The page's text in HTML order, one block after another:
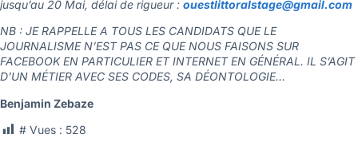
jusqu’au 20 Mai, délai de rigueur : ouestlittoralstage@gmail.com
NB : JE RAPPELLE A TOUS LES CANDIDATS QUE LE
JOURNALISME N’EST PAS CE QUE NOUS FAISONS SUR
FACEBOOK EN PARTICULIER ET INTERNET EN GÉNÉRAL. IL S’AGIT
D’UN MÉTIER AVEC SES CODES, SA DÉONTOLOGIE…
Benjamin Zebaze
# Vues : 528